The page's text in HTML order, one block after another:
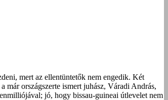
mert az ellentüntetők nem engedik. Két
már országszerte ismert juhász, Váradi András,
jó, hogy bissau-guineai útlevelet nem